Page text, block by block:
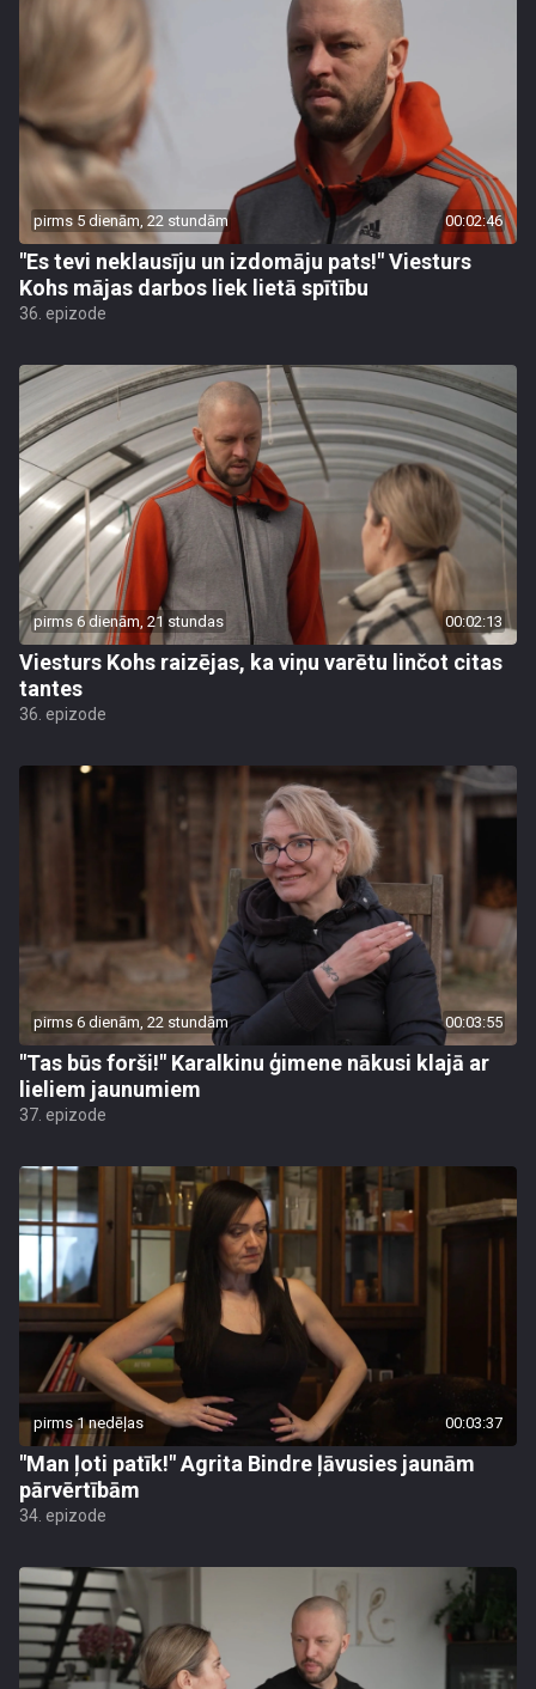
pirms 5 dienām, 22 stundām 00:02:46
"Es tevi neklausīju un izdomāju pats!" Viesturs
Kohs mājas darbos liek lietā spītību
36. epizode
pirms 6 dienām, 21 stundas 00:02:13
Viesturs Kohs raizējas, ka viņu varētu linčot citas
tantes
36. epizode
pirms 6 dienām, 22 stundām 00:03:55
"Tas būs forši!" Karalkinu ģimene nākusi klajā ar
lieliem jaunumiem
37. epizode
pirms 1 nedēļas 00:03:37
"Man ļoti patīk!" Agrita Bindre ļāvusies jaunām
pārvērtībām
34. epizode